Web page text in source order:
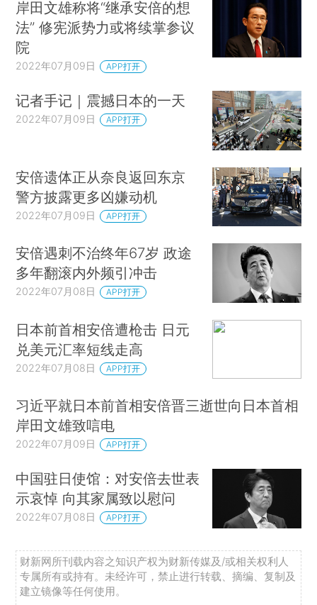
岸田文雄称将“继承安倍的想
法” 修宪派势力或将续掌参议
院
2022年07月09日 APP打开
记者手记｜震撼日本的一天
2022年07月09日 APP打开
安倍遗体正从奈良返回东京
警方披露更多凶嫌动机
2022年07月09日 APP打开
安倍遇刺不治终年67岁 政途
多年翻滚内外频引冲击
2022年07月08日 APP打开
日本前首相安倍遭枪击 日元
兑美元汇率短线走高
2022年07月08日 APP打开
习近平就日本前首相安倍晋三逝世向日本首相
岸田文雄致唁电
2022年07月09日 APP打开
中国驻日使馆：对安倍去世表
示哀悼 向其家属致以慰问
2022年07月08日 APP打开
财新网所刊载内容之知识产权为财新传媒及/或相关权利人
专属所有或持有。未经许可，禁止进行转载、摘编、复制及
建立镜像等任何使用。